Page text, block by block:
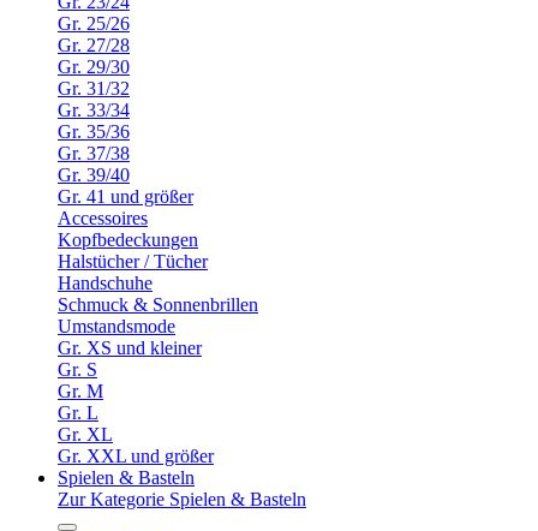
Gr. 25/26
Gr. 27/28
Gr. 29/30
Gr. 31/32
Gr. 33/34
Gr. 35/36
Gr. 37/38
Gr. 39/40
Gr. 41 und größer
Accessoires
Kopfbedeckungen
Halstücher / Tücher
Handschuhe
Schmuck & Sonnenbrillen
Umstandsmode
Gr. XS und kleiner
Gr. S
Gr. M
Gr. L
Gr. XL
Gr. XXL und größer
Spielen & Basteln
Zur Kategorie Spielen & Basteln